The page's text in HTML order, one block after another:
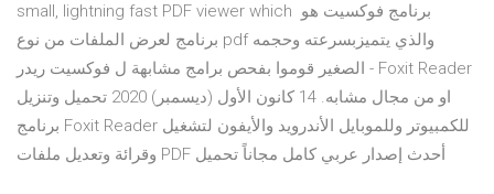
small, lightning fast PDF viewer which برنامج فوكسيت هو
برنامج لعرض الملفات من نوع pdf والذي يتميزبسرعته وحجمه
الصغير قوموا بفحص برامج مشابهة ل فوكسيت ريدر - Foxit Reader
او من مجال مشابه. 14 كانون الأول (ديسمبر) 2020 تحميل وتنزيل
برنامج Foxit Reader للكمبيوتر وللموبايل الأندرويد والأيفون لتشغيل